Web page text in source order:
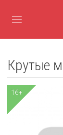
Крутые
16+